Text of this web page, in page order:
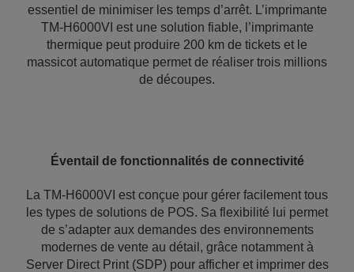
essentiel de minimiser les temps d’arrêt. L’imprimante
TM-H6000VI est une solution fiable, l’imprimante
thermique peut produire 200 km de tickets et le
massicot automatique permet de réaliser trois millions
de découpes.
Éventail de fonctionnalités de connectivité
La TM-H6000VI est conçue pour gérer facilement tous
les types de solutions de POS. Sa flexibilité lui permet
de s’adapter aux demandes des environnements
modernes de vente au détail, grâce notamment à
Server Direct Print (SDP) pour afficher et imprimer des